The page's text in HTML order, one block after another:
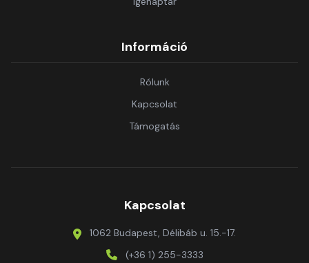
Információ
Rólunk
Kapcsolat
Támogatás
Kapcsolat
1062 Budapest, Délibáb u. 15.-17.
(+36 1) 255-3333